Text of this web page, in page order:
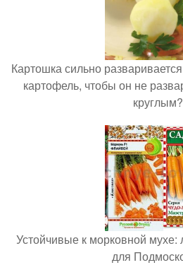
Картошка сильно
картофель, чтобы он не
круглым?
Устойчивые к морковной
для